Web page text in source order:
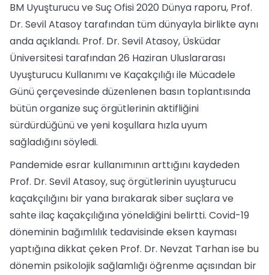
BM Uyuşturucu ve Suç Ofisi 2020 Dünya raporu, Prof.
Dr. Sevil Atasoy tarafından tüm dünyayla birlikte aynı
anda açıklandı. Prof. Dr. Sevil Atasoy, Üsküdar
Üniversitesi tarafından 26 Haziran Uluslararası
Uyuşturucu Kullanımı ve Kaçakçılığı ile Mücadele
Günü çerçevesinde düzenlenen basın toplantısında
bütün organize suç örgütlerinin aktifliğini
sürdürdüğünü ve yeni koşullara hızla uyum
sağladığını söyledi.
Pandemide esrar kullanımının arttığını kaydeden
Prof. Dr. Sevil Atasoy, suç örgütlerinin uyuşturucu
kaçakçılığını bir yana bırakarak siber suçlara ve
sahte ilaç kaçakçılığına yöneldiğini belirtti. Covid-19
döneminin bağımlılık tedavisinde eksen kayması
yaptığına dikkat çeken Prof. Dr. Nevzat Tarhan ise bu
dönemin psikolojik sağlamlığı öğrenme açısından bir